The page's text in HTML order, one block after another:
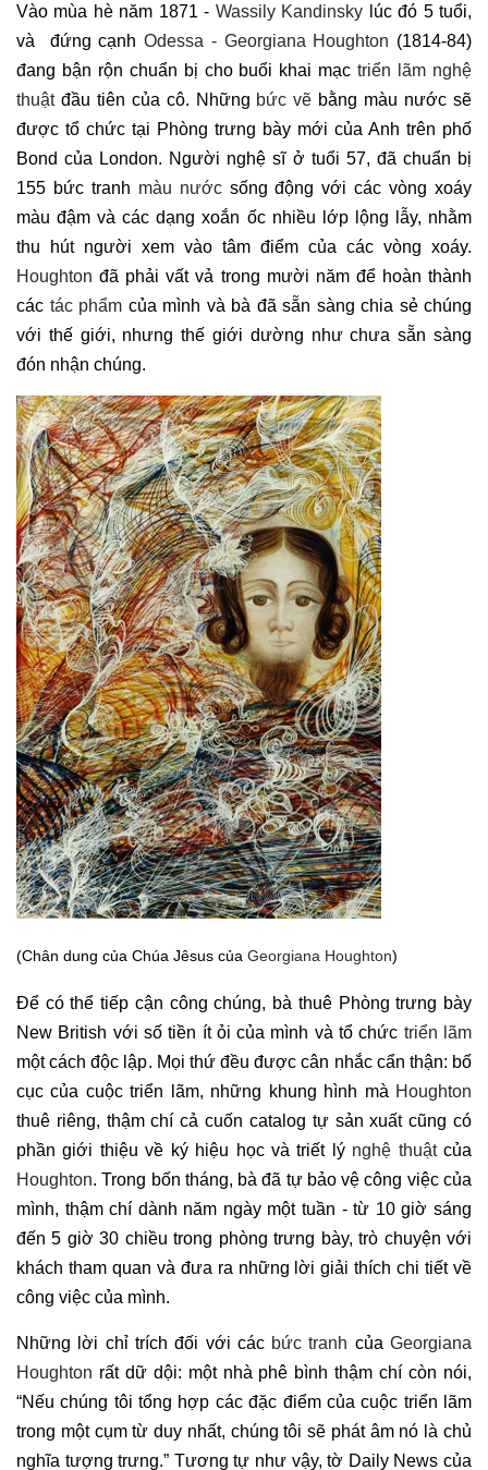
Vào mùa hè năm 1871 - Wassily Kandinsky lúc đó 5 tuổi,
và đứng cạnh Odessa - Georgiana Houghton (1814-84)
đang bận rộn chuẩn bị cho buổi khai mạctriển lãm nghệ
thuậtđầu tiên của cô. Những bức vẽ bằng màu nước sẽ
được tổ chức tại Phòng trưng bày mới của Anh trên phố
Bond của London. Người nghệ sĩ ở tuổi 57, đã chuẩn bị
155 bức tranh màu nướcsống động với các vòng xoáy
màu đậm và các dạng xoắn ốc nhiều lớp lộng lẫy, nhằm
thu hút người xem vào tâm điểm của các vòng xoáy.
Houghton đã phải vất vả trong mười năm để hoàn thành
các tác phẩm của mình và bà đã sẵn sàng chia sẻ chúng
với thế giới, nhưng thế giới dường như chưa sẵn sàng
đón nhận chúng.
(Chân dung của Chúa Jêsus của Georgiana Houghton)
Để có thể tiếp cận công chúng, bà thuê Phòng trưng bày
New British với số tiền ít ỏi của mình và tổ chức triển lãm
một cách độc lập. Mọi thứ đều được cân nhắc cẩn thận: bố
cục của cuộc triển lãm, những khung hình mà Houghton
thuê riêng, thậm chí cả cuốn catalog tự sản xuất cũng có
phần giới thiệu về ký hiệu học và triết lý nghệ thuậtcủa
Houghton. Trong bốn tháng, bà đã tự bảo vệ công việc của
mình, thậm chí dành năm ngày một tuần - từ 10 giờ sáng
đến 5 giờ 30 chiều trong phòng trưng bày, trò chuyện với
khách tham quan và đưa ra những lời giải thích chi tiết về
công việc của mình.
Những lời chỉ trích đối với các bức tranh củaGeorgiana
Houghton rất dữ dội: một nhà phê bình thậm chí còn nói,
“Nếu chúng tôi tổng hợp các đặc điểm của cuộc triển lãm
trong một cụm từ duy nhất, chúng tôi sẽ phát âm nó là chủ
nghĩa tượng trưng.” Tương tự như vậy, tờ Daily News của